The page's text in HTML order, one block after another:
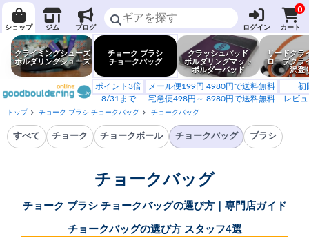
ショップ ジム ブログ ログイン
0
カート
クライミングシューズ
ボルダリングシューズ
チョーク ブラシ
チョークバッグ
クラッシュパッド
ボルダリングマット
ボルダーパッド
リードクラ
ロープクラ
沢登
ポイント3倍
8/31まで
メール便199円 4980円で送料無料
宅急便498円～ 8980円で送料無料
初
+レビ
トップ チョーク ブラシ チョークバッグ チョークバッグ
すべて チョーク チョークボール チョークバッグ ブラシ
チョークバッグ
チョーク ブラシ チョークバッグの選び方｜専門店ガイド
チョークバッグの選び方 スタッフ4選